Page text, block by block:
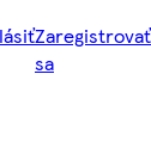
Zaregistrovať
sa